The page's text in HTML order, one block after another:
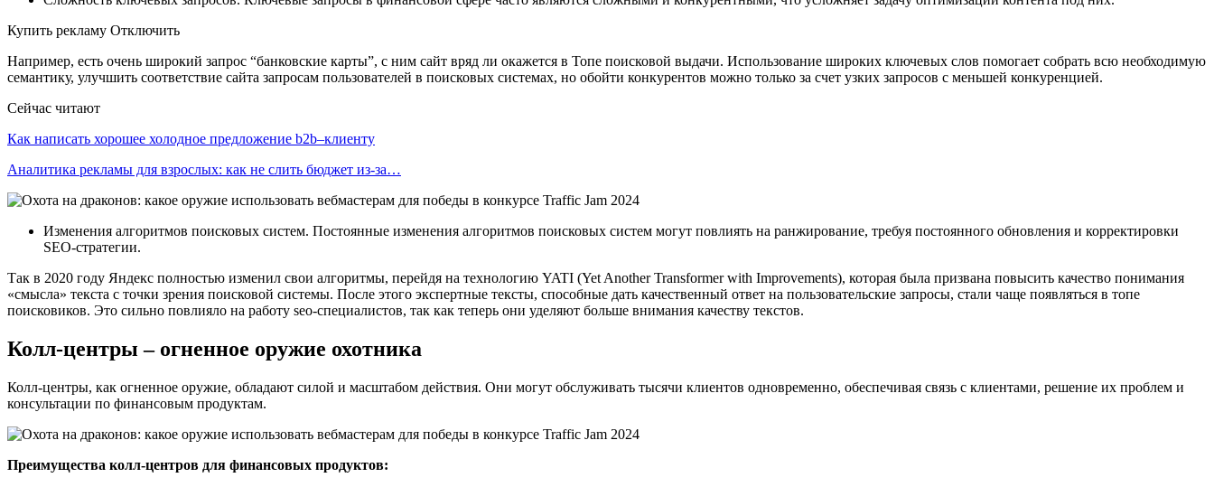
Купить рекламу Отключить
Например, есть очень широкий запрос “банковские карты”, с ним сайт вряд ли окажется в Топе поисковой выдачи. Использование широких ключевых слов помогает собрать всю необходимую
семантику, улучшить соответствие сайта запросам пользователей в поисковых системах, но обойти конкурентов можно только за счет узких запросов с меньшей конкуренцией.
Сейчас читают
Как написать хорошее холодное предложение b2b–клиенту
Аналитика рекламы для взрослых: как не слить бюджет из-за…
Изменения алгоритмов поисковых систем. Постоянные изменения алгоритмов поисковых систем могут повлиять на ранжирование, требуя постоянного обновления и корректировки
SEO-стратегии.
Так в 2020 году Яндекс полностью изменил свои алгоритмы, перейдя на технологию YATI (Yet Another Transformer with Improvements), которая была призвана повысить качество понимания
«смысла» текста с точки зрения поисковой системы. После этого экспертные тексты, способные дать качественный ответ на пользовательские запросы, стали чаще появляться в топе
поисковиков. Это сильно повлияло на работу seo-специалистов, так как теперь они уделяют больше внимания качеству текстов.
Колл-центры – огненное оружие охотника
Колл-центры, как огненное оружие, обладают силой и масштабом действия. Они могут обслуживать тысячи клиентов одновременно, обеспечивая связь с клиентами, решение их проблем и
консультации по финансовым продуктам.
Преимущества колл-центров для финансовых продуктов: